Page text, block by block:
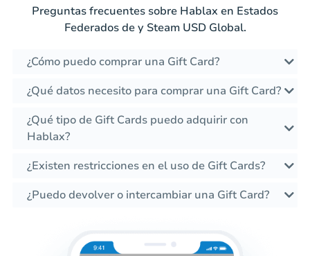
Preguntas frecuentes sobre Hablax en Estados
Federados de y Steam USD Global.
¿Cómo puedo comprar una Gift Card?
¿Qué datos necesito para comprar una Gift Card?
¿Qué tipo de Gift Cards puedo adquirir con
Hablax?
¿Existen restricciones en el uso de Gift Cards?
¿Puedo devolver o intercambiar una Gift Card?